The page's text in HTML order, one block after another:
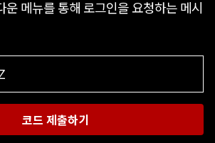
운 메뉴를 통해 로그인을 요청하는 메시